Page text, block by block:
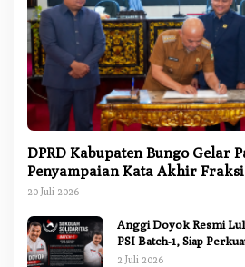
DPRD Kabupaten Bungo Gelar
Penyampaian Kata Akhir
Ranperda Pertanggungjawaban
20 Juli 2026
Anggi Doyok Resmi
PSI Batch-1, Siap
Daerah
2 Juli 2026